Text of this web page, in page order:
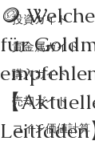
投資ガイド
貴金属ガイド
購入ガイド
売却ガイド
​コイン価値計算
🪙
für
【
Leitfaden